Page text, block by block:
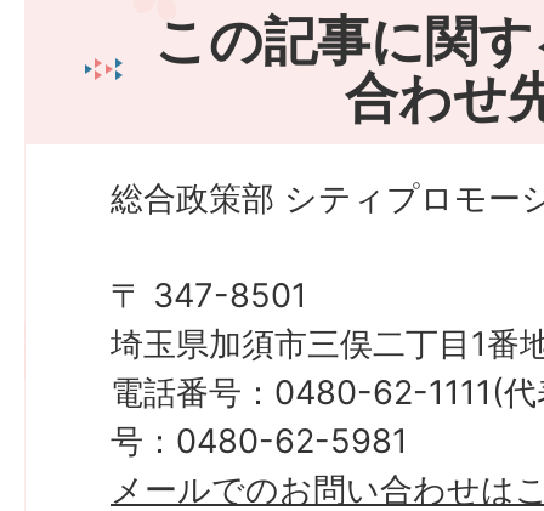
この記事に関
合わせ
総合政策部 シティプロモー
〒 347-8501
埼玉県加須市三俣二丁目1番
電話番号：0480-62-1111(
号：0480-62-5981
メールでのお問い合わせは